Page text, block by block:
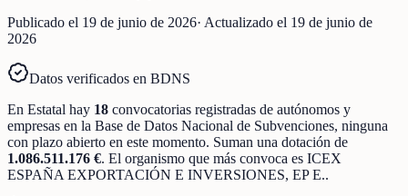
Publicado el 19 de junio de 2026· Actualizado el 19 de junio de
2026
Datos verificados en BDNS
En Estatal hay 18 convocatorias registradas de autónomos y
empresas en la Base de Datos Nacional de Subvenciones, ninguna
con plazo abierto en este momento. Suman una dotación de
1.086.511.176 €. El organismo que más convoca es ICEX
ESPAÑA EXPORTACIÓN E INVERSIONES, EP E..